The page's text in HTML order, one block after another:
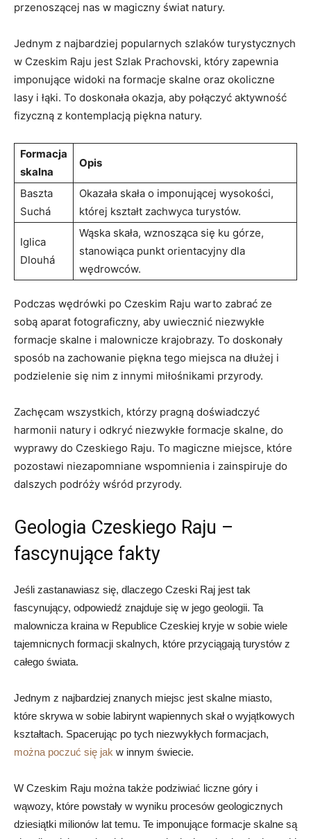
przenoszącej nas w magiczny ⁢świat natury.
Jednym z ‌najbardziej‌ popularnych szlaków turystycznych
w ​Czeskim Raju jest Szlak Prachovski, który zapewnia
‍imponujące widoki na⁢ formacje skalne oraz ​okoliczne
lasy i⁢ łąki. To‍ doskonała‌ okazja, aby ‌połączyć ‍aktywność
fizyczną z kontemplacją piękna natury.
Formacja
skalna
Opis
Baszta
Suchá
Okazała skała⁤ o⁤ imponującej ⁢wysokości,
której⁣ kształt zachwyca turystów.
Iglica
Dlouhá
Wąska​ skała, wznosząca się ​ku⁢ górze,
stanowiąca punkt orientacyjny dla
wędrowców.
Podczas wędrówki po⁢ Czeskim Raju warto ‍zabrać‌ ze
sobą aparat⁣ fotograficzny, aby uwiecznić niezwykłe
formacje skalne ⁣i malownicze krajobrazy. To doskonały
sposób⁣ na zachowanie piękna tego miejsca ‍na dłużej i⁣
podzielenie​ się nim z innymi​ miłośnikami przyrody.
Zachęcam wszystkich, którzy pragną doświadczyć
harmonii natury i odkryć​ niezwykłe ⁤formacje⁣ skalne, do
wyprawy do Czeskiego Raju. To magiczne miejsce, które
pozostawi niezapomniane wspomnienia​ i zainspiruje‌ do
⁢dalszych podróży wśród przyrody.
Geologia Czeskiego Raju –
fascynujące fakty
Jeśli zastanawiasz⁣ się, dlaczego ​Czeski Raj jest tak
fascynujący, odpowiedź‍ znajduje‍ się w jego geologii. Ta
malownicza kraina ⁤w Republice Czeskiej kryje ‍w sobie wiele
tajemnicnych formacji skalnych, które ​przyciągają turystów z‍
całego⁢ świata.
Jednym z⁤ najbardziej znanych miejsc ⁢jest ⁢skalne miasto,
które ‌skrywa ‌w sobie labirynt wapiennych skał o wyjątkowych
⁣kształtach. Spacerując po tych niezwykłych formacjach,
można poczuć się⁣ jak ⁢w innym ⁣świecie.
W Czeskim ⁣Raju można także podziwiać liczne​ góry i
wąwozy, które powstały w wyniku procesów geologicznych
‌dziesiątki milionów lat ‍temu. Te imponujące formacje skalne są